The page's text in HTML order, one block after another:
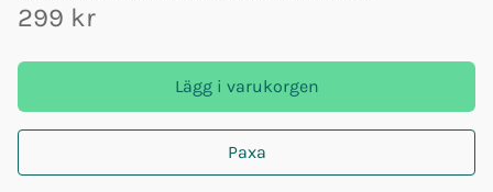
299 kr
Lägg i varukorgen
Paxa